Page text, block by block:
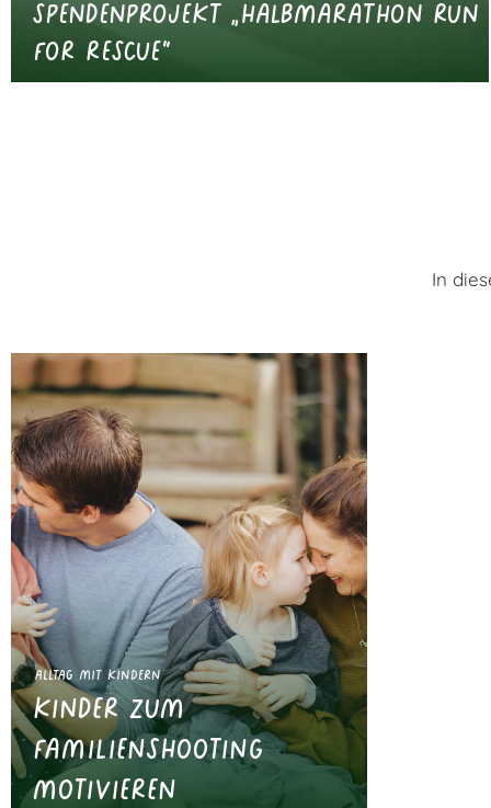
Spendenprojekt „Halbmarathon Run
for Rescue“
In
Alltag mit Kindern
Kinder zum
Familienshooting
motivieren